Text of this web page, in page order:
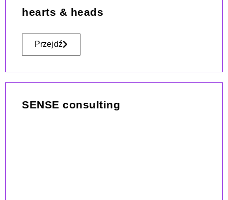
hearts & heads
Przejdź
SENSE consulting